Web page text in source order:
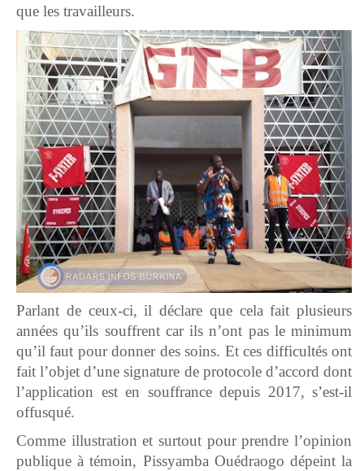
que les travailleurs.
Parlant de ceux-ci, il déclare que cela fait plusieurs
années qu’ils souffrent car ils n’ont pas le minimum
qu’il faut pour donner des soins. Et ces difficultés ont
fait l’objet d’une signature de protocole d’accord dont
l’application est en souffrance depuis 2017, s’est-il
offusqué.
Comme illustration et surtout pour prendre l’opinion
publique à témoin, Pissyamba Ouédraogo dépeint la